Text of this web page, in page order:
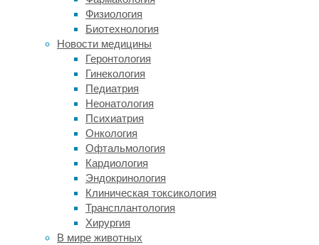
Физиология
Биотехнология
Новости медицины
Геронтология
Гинекология
Педиатрия
Неонатология
Психиатрия
Онкология
Офтальмология
Кардиология
Эндокринология
Клиническая токсикология
Трансплантология
Хирургия
В мире животных
ДНК,
ученые
рассматривают
направленное
управление
экспрессией
генов
нейронах
как
перспективное
средство
облегчения
симптомов
этих